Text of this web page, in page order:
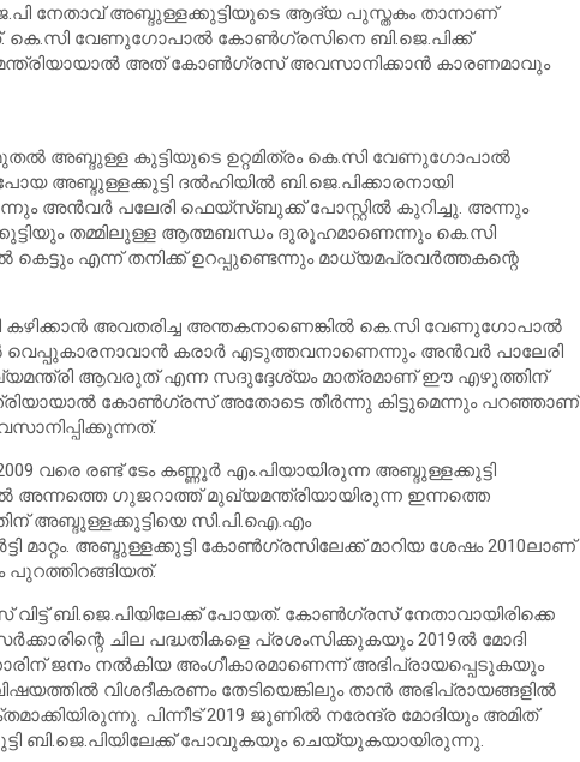
നേതാവ് അബ്ദുള്ളക്കുട്ടിയുടെ ആദ്യ പുസ്തകം താനാണ്
കെ.സി വേണുഗോപാല്‍ കോണ്‍ഗ്രസിനെ ബി.ജെ.പിക്ക്
അത് കോണ്‍ഗ്രസ് അവസാനിക്കാന്‍ കാരണമാവും
അബ്ദുള്ള കുട്ടിയുടെ ഉറ്റമിത്രം കെ.സി വേണുഗോപാല്‍
അബ്ദുള്ളക്കുട്ടി ദല്‍ഹിയില്‍ ബി.ജെ.പിക്കാരനായി
അന്‍വര്‍ പലേരി ഫെയ്സ്ബുക്ക് പോസ്റ്റില്‍ കുറിച്ചു. അന്നും
തമ്മിലുള്ള ആത്മബന്ധം ദുരൂഹമാണെന്നും കെ.സി
എന്ന് തനിക്ക് ഉറപ്പുണ്ടെന്നും മാധ്യമപ്രവര്‍ത്തകന്റെ
കഴിക്കാന്‍ അവതരിച്ച അന്തകനാണെങ്കില്‍ കെ.സി വേണുഗോപാല്‍
കരാര്‍ എടുത്തവനാണെന്നും അന്‍വര്‍ പാലേരി
മുഖ്യമന്ത്രി ആവരുത് എന്ന സദുദ്ദേശ്യം മാത്രമാണ് ഈ എഴുത്തിന്
കോണ്‍ഗ്രസ് അതോടെ തീര്‍ന്നു കിട്ടുമെന്നും പറഞ്ഞാണ്
വരെ രണ്ട് ടേം കണ്ണൂര്‍ എം.പിയായിരുന്ന അബ്ദുള്ളക്കുട്ടി
അന്നത്തെ ഗുജറാത്ത് മുഖ്യമന്ത്രിയായിരുന്ന ഇന്നത്തെ
അബ്ദുള്ളക്കുട്ടിയെ സി.പി.ഐ.എം
മാറ്റം. അബ്ദുള്ളക്കുട്ടി കോണ്‍ഗ്രസിലേക്ക് മാറിയ ശേഷം 2010ലാണ്
ബി.ജെ.പിയിലേക്ക് പോയത്. കോണ്‍ഗ്രസ് നേതാവായിരിക്കെ
ചില പദ്ധതികളെ പ്രശംസിക്കുകയും 2019ല്‍ മോദി
ജനം നല്‍കിയ അംഗീകാരമാണെന്ന് അഭിപ്രായപ്പെടുകയും
വിശദീകരണം തേടിയെങ്കിലും താന്‍ അഭിപ്രായങ്ങളില്‍
പിന്നീട് 2019 ജൂണില്‍ നരേന്ദ്ര മോദിയും അമിത്
ബി.ജെ.പിയിലേക്ക് പോവുകയും ചെയ്യുകയായിരുന്നു.